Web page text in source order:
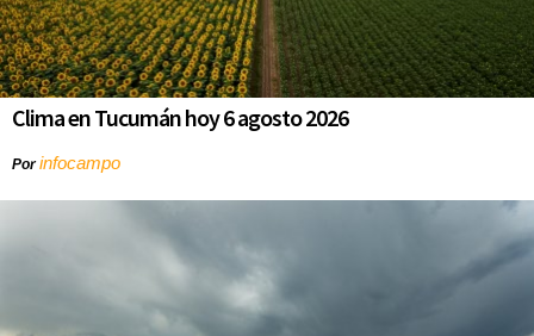
Clima en Tucumán hoy 6 agosto 2026
Porinfocampo